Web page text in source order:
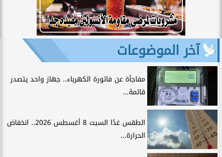
آخر الموضوعات
مفاجأة عن فاتورة الكهرباء.. جهاز واحد يتصدر
قائمة...
الطقس غدًا السبت 8 أغسطس 2026.. انخفاض
الحرارة...